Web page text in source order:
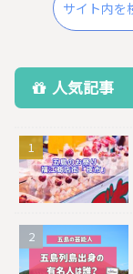
人気記事